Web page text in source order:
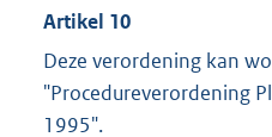
Artikel 10
Deze verordening kan
"Procedureverordening
1995".